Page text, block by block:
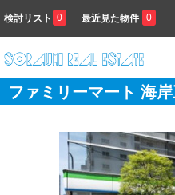
検討リスト 0 最近見た物件 0
ファミリーマート 海